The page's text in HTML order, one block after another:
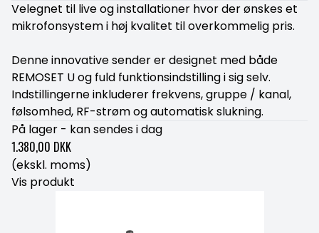
Velegnet til live og installationer hvor der ønskes et
mikrofonsystem i høj kvalitet til overkommelig pris.
Denne innovative sender er designet med både
REMOSET U og fuld funktionsindstilling i sig selv.
Indstillingerne inkluderer frekvens, gruppe / kanal,
følsomhed, RF-strøm og automatisk slukning.
På lager - kan sendes i dag
1.380,00 DKK
(ekskl. moms)
Vis produkt